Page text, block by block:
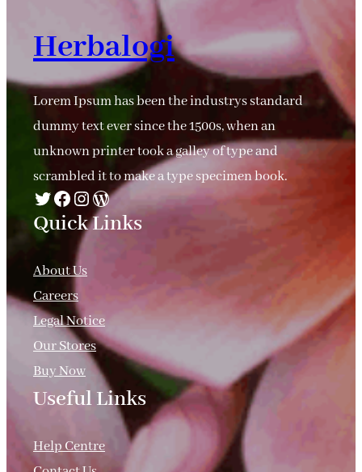
Herbalogi
Lorem Ipsum has been the industrys standard
dummy text ever since the 1500s, when an
unknown printer took a galley of type and
scrambled it to make a type specimen book.
Twitter Facebook Instagram WordPress
Quick Links
About Us
Careers
Legal Notice
Our Stores
Buy Now
Useful Links
Help Centre